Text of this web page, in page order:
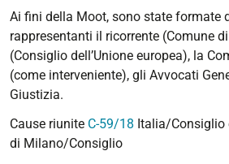
11-
06T23:59:59+01:00
a.a.
2019/20
Ai fini della Moot, sono state formate
rappresentanti il ricorrente (Comune
(Consiglio dell’Unione europea), la
(come interveniente), gli Avvocati
Giustizia.
Cause riunite C-59/18 Italia/Consiglio
di Milano/Consiglio